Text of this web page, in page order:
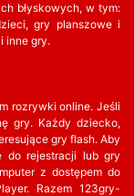
błyskowych, w tym:
gry planszowe i
inne gry.
rozrywki online. Jeśli
gry. Każdy dziecko,
gry flash. Aby
do rejestracji lub gry
z dostępem do
Razem 123gry-